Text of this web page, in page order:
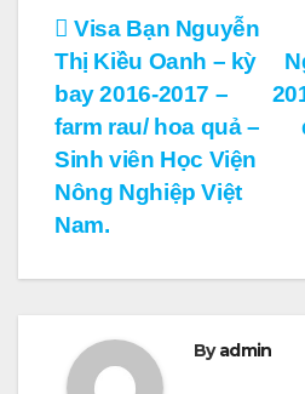
Điều
hướng
bài
viết
Visa Bạn Nguyễn
Thị Kiều Oanh – kỳ
bay 2016-2017 –
farm rau/ hoa quả –
Sinh viên Học Viện
Nông Nghiệp Việt
Nam.
Byadmin